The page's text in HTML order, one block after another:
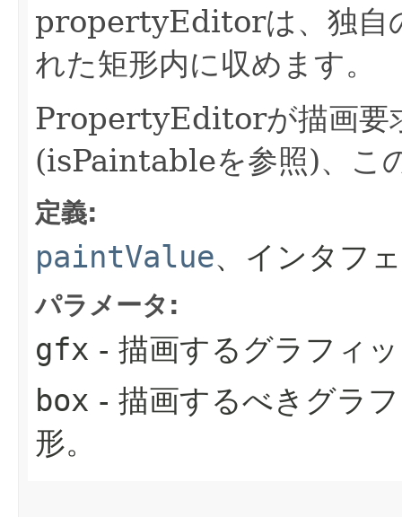
propertyEditorは、独自
れた矩形内に収めます。
PropertyEditorが描画要
(isPaintableを参照)、こ
定義:
paintValue、インタフ
パラメータ:
gfx - 描画するグラフィ
box - 描画するべきグラ
形。